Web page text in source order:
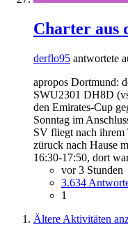
Charter aus
derflo95 antwortete
apropos Dortmund:
SWU2301 DH8D
den Emirates-Cup
Sonntag im
SV fliegt nach ihrem
züruck nach Hause
16:30-17:50, dort
vor 3 Stunden
3.634
1
Ältere Aktivitäten